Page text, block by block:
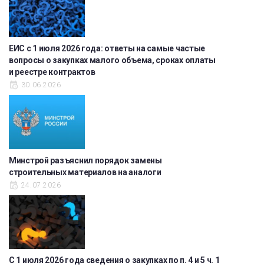
ЕИС с 1 июля 2026 года: ответы на самые частые
вопросы о закупках малого объема, сроках оплаты
и реестре контрактов
30.06.2026
Минстрой разъяснил порядок замены
строительных материалов на аналоги
24.07.2026
С 1 июля 2026 года сведения о закупках по п. 4 и 5 ч. 1